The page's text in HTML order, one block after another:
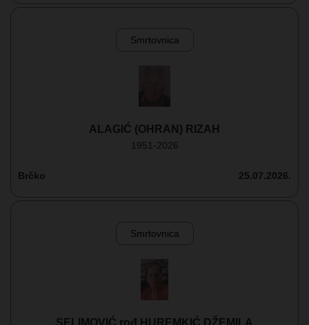
Smrtovnica
ALAGIĆ (OHRAN) RIZAH
1951-2026
Brčko 25.07.2026.
Smrtovnica
SELIMOVIĆ rođ.HUREMKIĆ DŽEMILA